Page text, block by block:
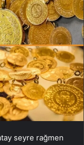
seyre rağmen